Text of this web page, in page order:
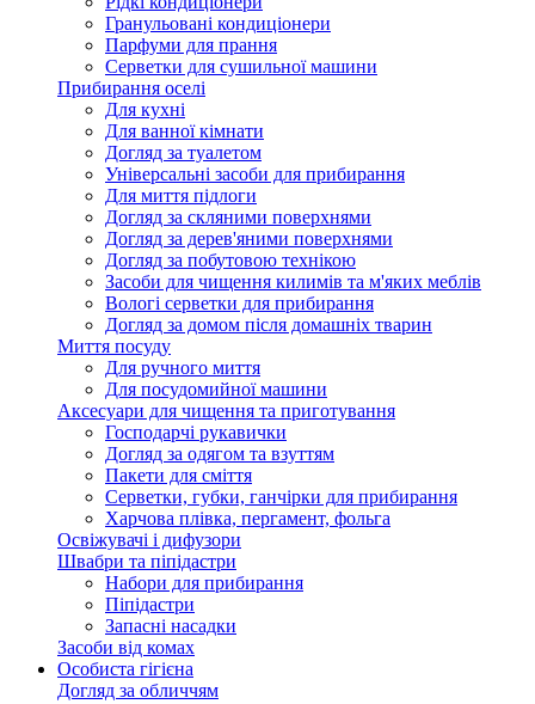
Гранульовані кондиціонери
Парфуми для прання
Серветки для сушильної машини
Прибирання оселі
Для кухні
Для ванної кімнати
Догляд за туалетом
Універсальні засоби для прибирання
Для миття підлоги
Догляд за скляними поверхнями
Догляд за дерев'яними поверхнями
Догляд за побутовою технікою
Засоби для чищення килимів та м'яких меблів
Вологі серветки для прибирання
Догляд за домом після домашніх тварин
Миття посуду
Для ручного миття
Для посудомийної машини
Аксесуари для чищення та приготування
Господарчі рукавички
Догляд за одягом та взуттям
Пакети для сміття
Серветки, губки, ганчірки для прибирання
Харчова плівка, пергамент, фольга
Освіжувачі і дифузори
Швабри та піпідастри
Набори для прибирання
Піпідастри
Запасні насадки
Засоби від комах
Особиста гігієна
Догляд за обличчям